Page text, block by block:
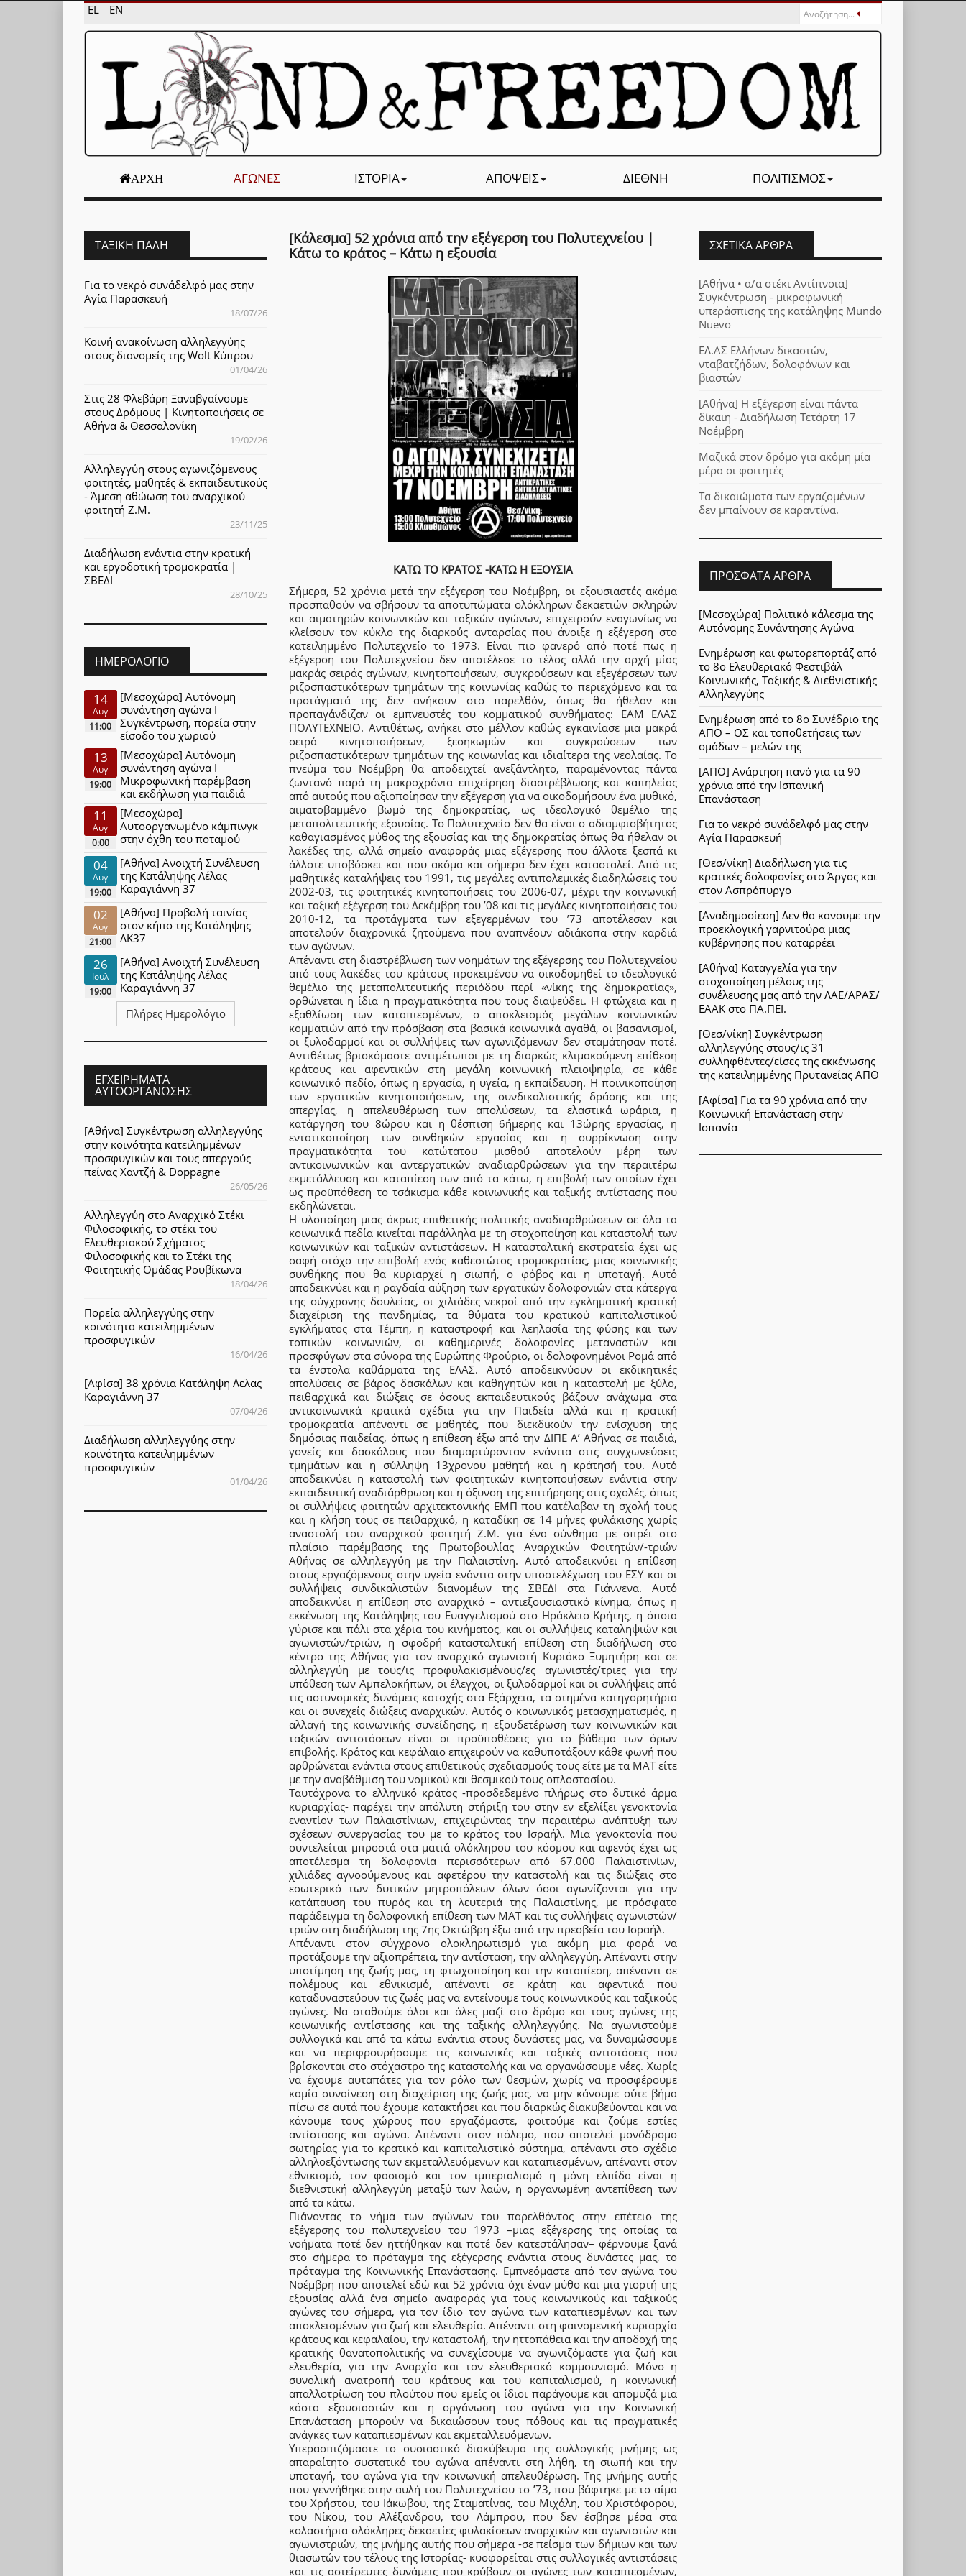
EL EN
ΑΡΧΉ ΑΓΏΝΕΣ ΙΣΤΟΡΊΑ ΑΠΌΨΕΙΣ ΔΙΕΘΝΉ ΠΟΛΙΤΙΣΜΌΣ
[Κάλεσμα] 52 χρόνια από την εξέγερση του Πολυτεχνείου |
Κάτω το κράτος – Κάτω η εξουσία
ΚΑΤΩ ΤΟ ΚΡΑΤΟΣ -ΚΑΤΩ Η ΕΞΟΥΣΙΑ
Σήμερα, 52 χρόνια μετά την εξέγερση του Νοέμβρη, οι εξουσιαστές ακόμα
προσπαθούν να σβήσουν τα αποτυπώματα ολόκληρων δεκαετιών σκληρών
και αιματηρών κοινωνικών και ταξικών αγώνων, επιχειρούν εναγωνίως να
κλείσουν τον κύκλο της διαρκούς ανταρσίας που άνοιξε η εξέγερση στο
κατειλημμένο Πολυτεχνείο το 1973. Είναι πιο φανερό από ποτέ πως η
εξέγερση του Πολυτεχνείου δεν αποτέλεσε το τέλος αλλά την αρχή μίας
μακράς σειράς αγώνων, κινητοποιήσεων, συγκρούσεων και εξεγέρσεων των
ριζοσπαστικότερων τμημάτων της κοινωνίας καθώς το περιεχόμενο και τα
προτάγματά της δεν ανήκουν στο παρελθόν, όπως θα ήθελαν και
προπαγάνδιζαν οι εμπνευστές του κομματικού συνθήματος: ΕΑΜ ΕΛΑΣ
ΠΟΛΥΤΕΧΝΕΙΟ. Αντιθέτως, ανήκει στο μέλλον καθώς εγκαινίασε μια μακρά
σειρά κινητοποιήσεων, ξεσηκωμών και συγκρούσεων των
ριζοσπαστικότερων τμημάτων της κοινωνίας και ιδιαίτερα της νεολαίας. Το
πνεύμα του Νοέμβρη θα αποδειχτεί ανεξάντλητο, παραμένοντας πάντα
ζωντανό παρά τη μακροχρόνια επιχείρηση διαστρέβλωσης και καπηλείας
από αυτούς που αξιοποίησαν την εξέγερση για να οικοδομήσουν ένα μυθικό,
αιματοβαμμένο βωμό της δημοκρατίας, ως ιδεολογικό θεμέλιο της
μεταπολιτευτικής εξουσίας. Tο Πολυτεχνείο δεν θα είναι ο αδιαμφισβήτητος
καθαγιασμένος μύθος της εξουσίας και της δημοκρατίας όπως θα ήθελαν οι
λακέδες της, αλλά σημείο αναφοράς μιας εξέγερσης που άλλοτε ξεσπά κι
άλλοτε υποβόσκει και που ακόμα και σήμερα δεν έχει κατασταλεί. Από τις
μαθητικές καταλήψεις του 1991, τις μεγάλες αντιπολεμικές διαδηλώσεις του
2002-03, τις φοιτητικές κινητοποιήσεις του 2006-07, μέχρι την κοινωνική
και ταξική εξέγερση του Δεκέμβρη του ’08 και τις μεγάλες κινητοποιήσεις του
2010-12, τα προτάγματα των εξεγερμένων του ’73 αποτέλεσαν και
αποτελούν διαχρονικά ζητούμενα που αναπνέουν αδιάκοπα στην καρδιά
των αγώνων.
Απέναντι στη διαστρέβλωση των νοημάτων της εξέγερσης του Πολυτεχνείου
από τους λακέδες του κράτους προκειμένου να οικοδομηθεί το ιδεολογικό
θεμέλιο της μεταπολιτευτικής περιόδου περί «νίκης της δημοκρατίας»,
ορθώνεται η ίδια η πραγματικότητα που τους διαψεύδει. Η φτώχεια και η
εξαθλίωση των καταπιεσμένων, ο αποκλεισμός μεγάλων κοινωνικών
κομματιών από την πρόσβαση στα βασικά κοινωνικά αγαθά, οι βασανισμοί,
οι ξυλοδαρμοί και οι συλλήψεις των αγωνιζόμενων δεν σταμάτησαν ποτέ.
Αντιθέτως βρισκόμαστε αντιμέτωποι με τη διαρκώς κλιμακούμενη επίθεση
κράτους και αφεντικών στη μεγάλη κοινωνική πλειοψηφία, σε κάθε
κοινωνικό πεδίο, όπως η εργασία, η υγεία, η εκπαίδευση. Η ποινικοποίηση
των εργατικών κινητοποιήσεων, της συνδικαλιστικής δράσης και της
απεργίας, η απελευθέρωση των απολύσεων, τα ελαστικά ωράρια, η
κατάργηση του 8ώρου και η θέσπιση 6ήμερης και 13ώρης εργασίας, η
εντατικοποίηση των συνθηκών εργασίας και η συρρίκνωση στην
πραγματικότητα του κατώτατου μισθού αποτελούν μέρη των
αντικοινωνικών και αντεργατικών αναδιαρθρώσεων για την περαιτέρω
εκμετάλλευση και καταπίεση των από τα κάτω, η επιβολή των οποίων έχει
ως προϋπόθεση το τσάκισμα κάθε κοινωνικής και ταξικής αντίστασης που
εκδηλώνεται.
Η υλοποίηση μιας άκρως επιθετικής πολιτικής αναδιαρθρώσεων σε όλα τα
κοινωνικά πεδία κινείται παράλληλα με τη στοχοποίηση και καταστολή των
κοινωνικών και ταξικών αντιστάσεων. Η κατασταλτική εκστρατεία έχει ως
σαφή στόχο την επιβολή ενός καθεστώτος τρομοκρατίας, μιας κοινωνικής
συνθήκης που θα κυριαρχεί η σιωπή, ο φόβος και η υποταγή. Αυτό
αποδεικνύει και η ραγδαία αύξηση των εργατικών δολοφονιών στα κάτεργα
της σύγχρονης δουλείας, οι χιλιάδες νεκροί από την εγκληματική κρατική
διαχείριση της πανδημίας, τα θύματα του κρατικού καπιταλιστικού
εγκλήματος στα Τέμπη, η καταστροφή και λεηλασία της φύσης και των
τοπικών κοινωνιών, οι καθημερινές δολοφονίες μεταναστών και
προσφύγων στα σύνορα της Ευρώπης Φρούριο, οι δολοφονημένοι Ρομά από
τα ένστολα καθάρματα της ΕΛΑΣ. Αυτό αποδεικνύουν οι εκδικητικές
απολύσεις σε βάρος δασκάλων και καθηγητών και η καταστολή με ξύλο,
πειθαρχικά και διώξεις σε όσους εκπαιδευτικούς βάζουν ανάχωμα στα
αντικοινωνικά κρατικά σχέδια για την Παιδεία αλλά και η κρατική
τρομοκρατία απέναντι σε μαθητές, που διεκδικούν την ενίσχυση της
δημόσιας παιδείας, όπως η επίθεση έξω από την ΔΙΠΕ Α’ Αθήνας σε παιδιά,
γονείς και δασκάλους που διαμαρτύρονταν ενάντια στις συγχωνεύσεις
τμημάτων και η σύλληψη 13χρονου μαθητή και η κράτησή του. Αυτό
αποδεικνύει η καταστολή των φοιτητικών κινητοποιήσεων ενάντια στην
εκπαιδευτική αναδιάρθρωση και η όξυνση της επιτήρησης στις σχολές, όπως
οι συλλήψεις φοιτητών αρχιτεκτονικής ΕΜΠ που κατέλαβαν τη σχολή τους
και η κλήση τους σε πειθαρχικό, η καταδίκη σε 14 μήνες φυλάκισης χωρίς
αναστολή του αναρχικού φοιτητή Ζ.Μ. για ένα σύνθημα με σπρέι στο
πλαίσιο παρέμβασης της Πρωτοβουλίας Αναρχικών Φοιτητών/-τριών
Αθήνας σε αλληλεγγύη με την Παλαιστίνη. Αυτό αποδεικνύει η επίθεση
στους εργαζόμενους στην υγεία ενάντια στην υποστελέχωση του ΕΣΥ και οι
συλλήψεις συνδικαλιστών διανομέων της ΣΒΕΔΙ στα Γιάννενα. Αυτό
αποδεικνύει η επίθεση στο αναρχικό – αντιεξουσιαστικό κίνημα, όπως η
εκκένωση της Κατάληψης του Ευαγγελισμού στο Ηράκλειο Κρήτης, η όποια
γύρισε και πάλι στα χέρια του κινήματος, και οι συλλήψεις καταληψιών και
αγωνιστών/τριών, η σφοδρή κατασταλτική επίθεση στη διαδήλωση στο
κέντρο της Αθήνας για τον αναρχικό αγωνιστή Κυριάκο Ξυμητήρη και σε
αλληλεγγύη με τους/ις προφυλακισμένους/ες αγωνιστές/τριες για την
υπόθεση των Αμπελοκήπων, οι έλεγχοι, οι ξυλοδαρμοί και οι συλλήψεις από
τις αστυνομικές δυνάμεις κατοχής στα Εξάρχεια, τα στημένα κατηγορητήρια
και οι συνεχείς διώξεις αναρχικών. Αυτός ο κοινωνικός μετασχηματισμός, η
αλλαγή της κοινωνικής συνείδησης, η εξουδετέρωση των κοινωνικών και
ταξικών αντιστάσεων είναι οι προϋποθέσεις για το βάθεμα των όρων
επιβολής. Κράτος και κεφάλαιο επιχειρούν να καθυποτάξουν κάθε φωνή που
αρθρώνεται ενάντια στους επιθετικούς σχεδιασμούς τους είτε με τα ΜΑΤ είτε
με την αναβάθμιση του νομικού και θεσμικού τους οπλοστασίου.
Tαυτόχρονα το ελληνικό κράτος -προσδεδεμένο πλήρως στο δυτικό άρμα
κυριαρχίας- παρέχει την απόλυτη στήριξη του στην εν εξελίξει γενοκτονία
εναντίον των Παλαιστίνιων, επιχειρώντας την περαιτέρω ανάπτυξη των
σχέσεων συνεργασίας του με το κράτος του Ισραήλ. Μια γενοκτονία που
συντελείται μπροστά στα ματιά ολόκληρου του κόσμου και αφενός έχει ως
αποτέλεσμα τη δολοφονία περισσότερων από 67.000 Παλαιστινίων,
χιλιάδες αγνοούμενους και αφετέρου την καταστολή και τις διώξεις στο
εσωτερικό των δυτικών μητροπόλεων όλων όσοι αγωνίζονται για την
κατάπαυση του πυρός και τη λευτεριά της Παλαιστίνης, με πρόσφατο
παράδειγμα τη δολοφονική επίθεση των ΜΑΤ και τις συλλήψεις αγωνιστών/
τριών στη διαδήλωση της 7ης Οκτώβρη έξω από την πρεσβεία του Ισραήλ.
Απέναντι στον σύγχρονο ολοκληρωτισμό για ακόμη μια φορά να
προτάξουμε την αξιοπρέπεια, την αντίσταση, την αλληλεγγύη. Απέναντι στην
υποτίμηση της ζωής μας, τη φτωχοποίηση και την καταπίεση, απέναντι σε
πολέμους και εθνικισμό, απέναντι σε κράτη και αφεντικά που
καταδυναστεύουν τις ζωές μας να εντείνουμε τους κοινωνικούς και ταξικούς
αγώνες. Να σταθούμε όλοι και όλες μαζί στο δρόμο και τους αγώνες της
κοινωνικής αντίστασης και της ταξικής αλληλεγγύης. Να αγωνιστούμε
συλλογικά και από τα κάτω ενάντια στους δυνάστες μας, να δυναμώσουμε
και να περιφρουρήσουμε τις κοινωνικές και ταξικές αντιστάσεις που
βρίσκονται στο στόχαστρο της καταστολής και να οργανώσουμε νέες. Χωρίς
να έχουμε αυταπάτες για τον ρόλο των θεσμών, χωρίς να προσφέρουμε
καμία συναίνεση στη διαχείριση της ζωής μας, να μην κάνουμε ούτε βήμα
πίσω σε αυτά που έχουμε κατακτήσει και που διαρκώς διακυβεύονται και να
κάνουμε τους χώρους που εργαζόμαστε, φοιτούμε και ζούμε εστίες
αντίστασης και αγώνα. Απέναντι στον πόλεμο, που αποτελεί μονόδρομο
σωτηρίας για το κρατικό και καπιταλιστικό σύστημα, απέναντι στο σχέδιο
αλληλοεξόντωσης των εκμεταλλευόμενων και καταπιεσμένων, απέναντι στον
εθνικισμό, τον φασισμό και τον ιμπεριαλισμό η μόνη ελπίδα είναι η
διεθνιστική αλληλεγγύη μεταξύ των λαών, η οργανωμένη αντεπίθεση των
από τα κάτω.
Πιάνοντας το νήμα των αγώνων του παρελθόντος στην επέτειο της
εξέγερσης του πολυτεχνείου του 1973 –μιας εξέγερσης της οποίας τα
νοήματα ποτέ δεν ηττήθηκαν και ποτέ δεν κατεστάλησαν– φέρνουμε ξανά
στο σήμερα το πρόταγμα της εξέγερσης ενάντια στους δυνάστες μας, το
πρόταγμα της Κοινωνικής Επανάστασης. Εμπνεόμαστε από τον αγώνα του
Νοέμβρη που αποτελεί εδώ και 52 χρόνια όχι έναν μύθο και μια γιορτή της
εξουσίας αλλά ένα σημείο αναφοράς για τους κοινωνικούς και ταξικούς
αγώνες του σήμερα, για τον ίδιο τον αγώνα των καταπιεσμένων και των
αποκλεισμένων για ζωή και ελευθερία. Απέναντι στη φαινομενική κυριαρχία
κράτους και κεφαλαίου, την καταστολή, την ηττοπάθεια και την αποδοχή της
κρατικής θανατοπολιτικής να συνεχίσουμε να αγωνιζόμαστε για ζωή και
ελευθερία, για την Αναρχία και τον ελευθεριακό κομμουνισμό. Μόνο η
συνολική ανατροπή του κράτους και του καπιταλισμού, η κοινωνική
απαλλοτρίωση του πλούτου που εμείς οι ίδιοι παράγουμε και απομυζά μια
κάστα εξουσιαστών και η οργάνωση του αγώνα για την Κοινωνική
Επανάσταση μπορούν να δικαιώσουν τους πόθους και τις πραγματικές
ανάγκες των καταπιεσμένων και εκμεταλλευόμενων.
Υπερασπιζόμαστε το ουσιαστικό διακύβευμα της συλλογικής μνήμης ως
απαραίτητο συστατικό του αγώνα απέναντι στη λήθη, τη σιωπή και την
υποταγή, του αγώνα για την κοινωνική απελευθέρωση. Της μνήμης αυτής
που γεννήθηκε στην αυλή του Πολυτεχνείου το ’73, που βάφτηκε με το αίμα
του Χρήστου, του Ιάκωβου, της Σταματίνας, του Μιχάλη, του Χριστόφορου,
του Νίκου, του Αλέξανδρου, του Λάμπρου, που δεν έσβησε μέσα στα
κολαστήρια ολόκληρες δεκαετίες φυλακίσεων αναρχικών και αγωνιστών και
αγωνιστριών, της μνήμης αυτής που σήμερα -σε πείσμα των δήμιων και των
θιασωτών του τέλους της Ιστορίας- κυοφορείται στις συλλογικές αντιστάσεις
και τις αστείρευτες δυνάμεις που κρύβουν οι αγώνες των καταπιεσμένων,
ΤΑΞΙΚΉ ΠΆΛΗ
Για το νεκρό συνάδελφό μας στην
Αγία Παρασκευή
18/07/26
Κοινή ανακοίνωση αλληλεγγύης
στους διανομείς της Wolt Κύπρου
01/04/26
Στις 28 Φλεβάρη Ξαναβγαίνουμε
στους Δρόμους | Κινητοποιήσεις σε
Αθήνα & Θεσσαλονίκη
19/02/26
Αλληλεγγύη στους αγωνιζόμενους
φοιτητές, μαθητές & εκπαιδευτικούς
- Άμεση αθώωση του αναρχικού
φοιτητή Ζ.Μ.
23/11/25
Διαδήλωση ενάντια στην κρατική
και εργοδοτική τρομοκρατία |
ΣΒΕΔΙ
28/10/25
ΗΜΕΡΟΛΌΓΙΟ
14
Αυγ
11:00
[Μεσοχώρα] Αυτόνομη
συνάντηση αγώνα Ι
Συγκέντρωση, πορεία στην
είσοδο του χωριού
13
Αυγ
19:00
[Μεσοχώρα] Αυτόνομη
συνάντηση αγώνα Ι
Μικροφωνική παρέμβαση
και εκδήλωση για παιδιά
11
Αυγ
0:00
[Μεσοχώρα]
Αυτοοργανωμένο κάμπινγκ
στην όχθη του ποταμού
04
Αυγ
19:00
[Αθήνα] Ανοιχτή Συνέλευση
της Κατάληψης Λέλας
Καραγιάννη 37
02
Αυγ
21:00
[Αθήνα] Προβολή ταινίας
στον κήπο της Κατάληψης
ΛΚ37
26
Ιουλ
19:00
[Αθήνα] Ανοιχτή Συνέλευση
της Κατάληψης Λέλας
Καραγιάννη 37
Πλήρες Ημερολόγιο
ΕΓΧΕΙΡΉΜΑΤΑ
ΑΥΤΟΟΡΓΆΝΩΣΗΣ
[Αθήνα] Συγκέντρωση αλληλεγγύης
στην κοινότητα κατειλημμένων
προσφυγικών και τους απεργούς
πείνας Χαντζή & Doppagne
26/05/26
Αλληλεγγύη στο Αναρχικό Στέκι
Φιλοσοφικής, το στέκι του
Ελευθεριακού Σχήματος
Φιλοσοφικής και το Στέκι της
Φοιτητικής Ομάδας Ρουβίκωνα
18/04/26
Πορεία αλληλεγγύης στην
κοινότητα κατειλημμένων
προσφυγικών
16/04/26
[Αφίσα] 38 χρόνια Κατάληψη Λελας
Καραγιάννη 37
07/04/26
Διαδήλωση αλληλεγγύης στην
κοινότητα κατειλημμένων
προσφυγικών
01/04/26
ΣΧΕΤΙΚΆ ΆΡΘΡΑ
[Αθήνα • α/α στέκι Αντίπνοια]
Συγκέντρωση - μικροφωνική
υπεράσπισης της κατάληψης Mundo
Nuevo
ΕΛ.ΑΣ Ελλήνων δικαστών,
νταβατζήδων, δολοφόνων και
βιαστών
[Αθήνα] Η εξέγερση είναι πάντα
δίκαιη - Διαδήλωση Τετάρτη 17
Νοέμβρη
Μαζικά στον δρόμο για ακόμη μία
μέρα οι φοιτητές
Τα δικαιώματα των εργαζομένων
δεν μπαίνουν σε καραντίνα.
ΠΡΌΣΦΑΤΑ ΆΡΘΡΑ
[Μεσοχώρα] Πολιτικό κάλεσμα της
Αυτόνομης Συνάντησης Αγώνα
Ενημέρωση και φωτορεπορτάζ από
το 8ο Ελευθεριακό Φεστιβάλ
Κοινωνικής, Ταξικής & Διεθνιστικής
Αλληλεγγύης
Ενημέρωση από το 8ο Συνέδριο της
ΑΠΟ – ΟΣ και τοποθετήσεις των
ομάδων – μελών της
[ΑΠΟ] Ανάρτηση πανό για τα 90
χρόνια από την Ισπανική
Επανάσταση
Για το νεκρό συνάδελφό μας στην
Αγία Παρασκευή
[Θεσ/νίκη] Διαδήλωση για τις
κρατικές δολοφονίες στο Άργος και
στον Ασπρόπυργο
[Αναδημοσίεση] Δεν θα κανουμε την
προεκλογική γαρνιτούρα μιας
κυβέρνησης που καταρρέει
[Αθήνα] Καταγγελία για την
στοχοποίηση μέλους της
συνέλευσης μας από την ΛΑΕ/ΑΡΑΣ/
ΕΑΑΚ στο ΠΑ.ΠΕΙ.
[Θεσ/νίκη] Συγκέντρωση
αλληλεγγύης στους/ις 31
συλληφθέντες/είσες της εκκένωσης
της κατειλημμένης Πρυτανείας ΑΠΘ
[Αφίσα] Για τα 90 χρόνια από την
Κοινωνική Επανάσταση στην
Ισπανία